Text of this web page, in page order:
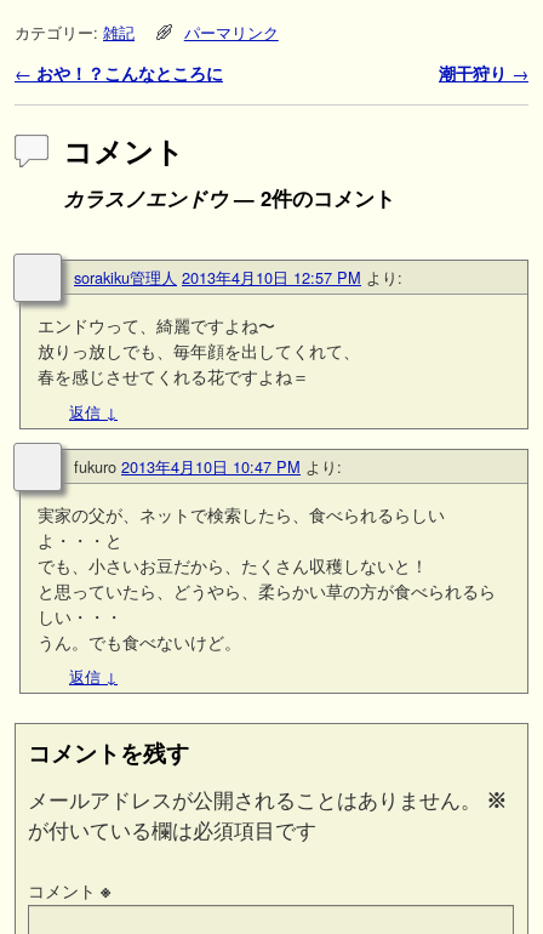
カテゴリー: 雑記 パーマリンク
投稿ナビゲーション
← おや！？こんなところに 潮干狩り →
コメント
カラスノエンドウ— 2件のコメント
sorakiku管理人 2013年4月10日 12:57 PM より:
エンドウって、綺麗ですよね〜
放りっ放しでも、毎年顔を出してくれて、
春を感じさせてくれる花ですよね＝
返信 ↓
fukuro 2013年4月10日 10:47 PM より:
実家の父が、ネットで検索したら、食べられるらしい
よ・・・と
でも、小さいお豆だから、たくさん収穫しないと！
と思っていたら、どうやら、柔らかい草の方が食べられるら
しい・・・
うん。でも食べないけど。
返信 ↓
コメントを残す
メールアドレスが公開されることはありません。
※
が付いている欄は必須項目です
コメント ※